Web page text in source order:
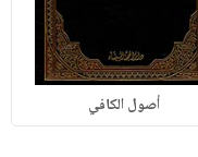
أصول الكافي